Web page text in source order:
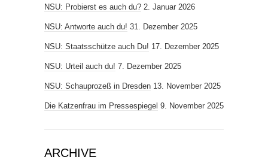
NSU: Probierst es auch du? 2. Januar 2026
NSU: Antworte auch du! 31. Dezember 2025
NSU: Staatsschütze auch Du! 17. Dezember 2025
NSU: Urteil auch du! 7. Dezember 2025
NSU: Schauprozeß in Dresden 13. November 2025
Die Katzenfrau im Pressespiegel 9. November 2025
ARCHIVE